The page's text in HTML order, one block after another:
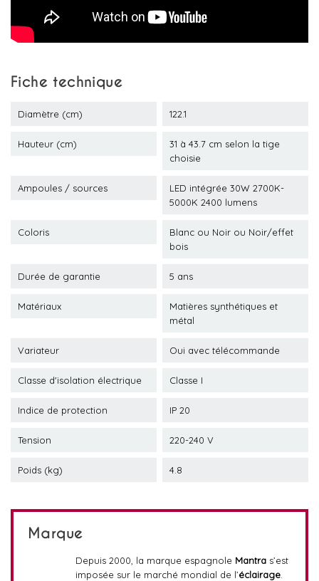
Fiche technique
Diamètre (cm) 122.1
Hauteur (cm)
31 à 43.7 cm selon la tige
choisie
Ampoules / sources
LED intégrée 30W 2700K-
5000K 2400 lumens
Coloris
Blanc ou Noir ou Noir/effet
bois
Durée de garantie 5 ans
Matériaux
Matières synthétiques et
métal
Variateur Oui avec télécommande
Classe d'isolation électrique Classe I
Indice de protection IP 20
Tension 220-240 V
Poids (kg) 4.8
Marque
Depuis 2000, la marque espagnole Mantras’est
imposée sur le marché mondial de l’éclairage.